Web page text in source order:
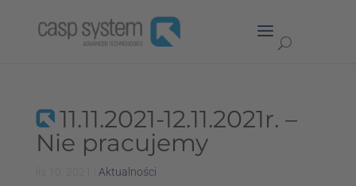
11.11.2021-12.11.2021r. –
Nie pracujemy
Aktualności